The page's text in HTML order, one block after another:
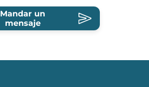
Mandar un
mensaje